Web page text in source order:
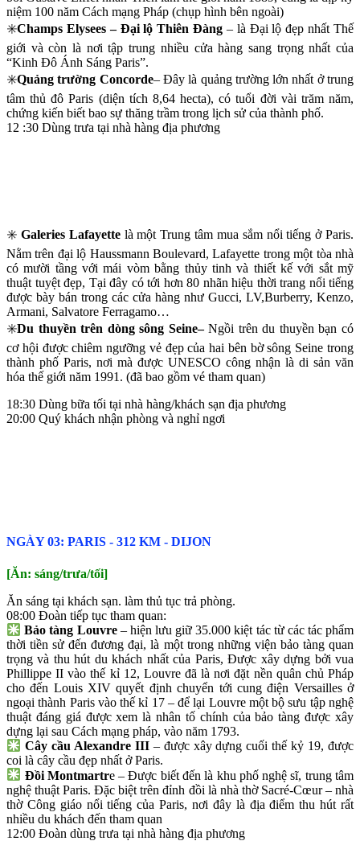
niệm 100 năm Cách mạng Pháp (chụp hình bên ngoài)
✳️Champs Elysees – Đại lộ Thiên Đàng – là Đại lộ đẹp nhất Thế
giới và còn là nơi tập trung nhiều cửa hàng sang trọng nhất của
“Kinh Đô Ánh Sáng Paris”.
✳️Quảng trường Concorde– Đây là quảng trường lớn nhất ở trung
tâm thủ đô Paris (diện tích 8,64 hecta), có tuổi đời vài trăm năm,
chứng kiến biết bao sự thăng trầm trong lịch sử của thành phố.
12 :30 Dùng trưa tại nhà hàng địa phương
✳️ Galeries Lafayettelà một Trung tâm mua sắm nổi tiếng ở Paris.
Nằm trên đại lộ Haussmann Boulevard, Lafayette trong một tòa nhà
có mười tầng với mái vòm bằng thủy tinh và thiết kế với sắt mỹ
thuật tuyệt đẹp, Tại đây có tới hơn 80 nhãn hiệu thời trang nổi tiếng
được bày bán trong các cửa hàng như Gucci, LV,Burberry, Kenzo,
Armani, Salvatore Ferragamo…
✳️Du thuyền trên dòng sông Seine–Ngồi trên du thuyền bạn có
cơ hội được chiêm ngưỡng vẻ đẹp của hai bên bờ sông Seine trong
thành phố Paris, nơi mà được UNESCO công nhận là di sản văn
hóa thế giới năm 1991. (đã bao gồm vé tham quan)
18:30 Dùng bữa tối tại nhà hàng/khách sạn địa phương
20:00 Quý khách nhận phòng và nghỉ ngơi
NGÀY 03: PARIS ‐ 312 KM ‐ DIJON
[Ăn: sáng/trưa/tối]
Ăn sáng tại khách sạn. làm thủ tục trả phòng.
08:00 Đoàn tiếp tục tham quan:
Bảo tàng Louvre– hiện lưu giữ 35.000 kiệt tác từ các tác phẩm
thời tiền sử đến đương đại, là một trong những viện bảo tàng quan
trọng và thu hút du khách nhất của Paris, Được xây dựng bởi vua
Phillippe II vào thế kỉ 12, Louvre đã là nơi đặt nền quân chủ Pháp
cho đến Louis XIV quyết định chuyển tới cung điện Versailles ở
ngoại thành Paris vào thế kỉ 17 – để lại Louvre một bộ sưu tập nghệ
thuật đáng giá được xem là nhân tố chính của bảo tàng được xây
dựng lại sau Cách mạng pháp, vào năm 1793.
Cây cầu Alexandre III– được xây dựng cuối thế kỷ 19, được
coi là cây cầu đẹp nhất ở Paris.
Đồi Montmartre – Được biết đến là khu phố nghệ sĩ, trung tâm
nghệ thuật Paris. Đặc biệt trên đỉnh đồi là nhà thờ Sacré-Cœur – nhà
thờ Công giáo nổi tiếng của Paris, nơi đây là địa điểm thu hút rất
nhiều du khách đến tham quan
12:00 Đoàn dùng trưa tại nhà hàng địa phương